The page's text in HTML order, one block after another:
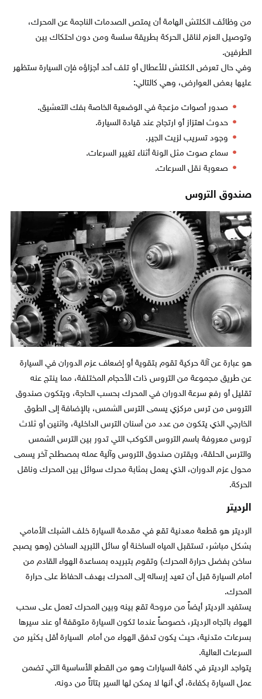
من وظائف الكلتش الهامة أن يمتص الصدمات الناجمة عن المحرك،
وتوصيل العزم لناقل الحركة بطريقة سلسة ومن دون احتكاك بين
الطرفين.
وفي حال تعرض الكلتش للأعطال أو تلف أحد أجزاؤه فإن السيارة ستظهر
عليها بعض العوارض، وهي كالتالي:
صدور أصوات مزعجة في الوضعية الخاصة بفك التعشيق.
حدوث اهتزاز أو ارتجاج عند قيادة السيارة.
وجود تسريب لزيت الجير.
سماع صوت مثل الونة أثناء تغيير السرعات.
صعوبة نقل السرعات.
صندوق التروس
هو عبارة عن آلة حركية تقوم بتقوية أو إضعاف عزم الدوران في السيارة
عن طريق مجموعة من التروس ذات الأحجام المختلفة، مما ينتج عنه
تقليل أو رفع سرعة الدوران في المحرك بحسب الحاجة، ويتكون صندوق
التروس من ترس مركزي يسمى الترس الشمس، بالإضافة إلى الطوق
الخارجي الذي يتكون من عدد من أسنان الترس الداخلية، واثنين أو ثلاث
تروس معروفة باسم التروس الكوكب التي تدور بين الترس الشمس
والترس الحلقة، ويقترن صندوق التروس وآلية عمله بمصطلح آخر يسمى
محول عزم الدوران، الذي يعمل بمثابة محرك سوائل بين المحرك وناقل
الحركة.
الرديتر
الرديتر هو قطعة معدنية تقع في مقدمة السيارة خلف الشبك الأمامي
بشكل مباشر، تستقبل المياه الساخنة أو سائل التبريد الساخن (وهو يصبح
ساخن بفضل حرارة المحرك) وتقوم بتبريده بمساعدة الهواء القادم من
أمام السيارة قبل أن تعيد إرساله إلى المحرك بهدف الحفاظ على حرارة
المحرك.
يستفيد الرديتر أيضاً من مروحة تقع بينه وبين المحرك تعمل على سحب
الهواء باتجاه الرديتر، خصوصاً عندما تكون السيارة متوقفة أو عند سيرها
بسرعات متدنية، حيث يكون تدفق الهواء من أمام السيارة أقل بكثير من
السرعات العالية.
يتواجد الرديتر في كافة السيارات وهو من القطع الأساسية التي تضمن
عمل السيارة بكفاءة، أي أنها لا يمكن لها السير بتاتاً من دونه.